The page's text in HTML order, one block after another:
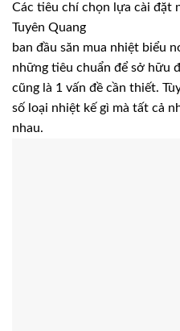
Các tiêu chí chọn lựa cài đặt
Tuyên Quang
ban đầu săn mua nhiệt biểu
những tiêu chuẩn để sở hữu
cũng là 1 vấn đề cần thiết.
số loại nhiệt kế gì mà tất cả
nhau.